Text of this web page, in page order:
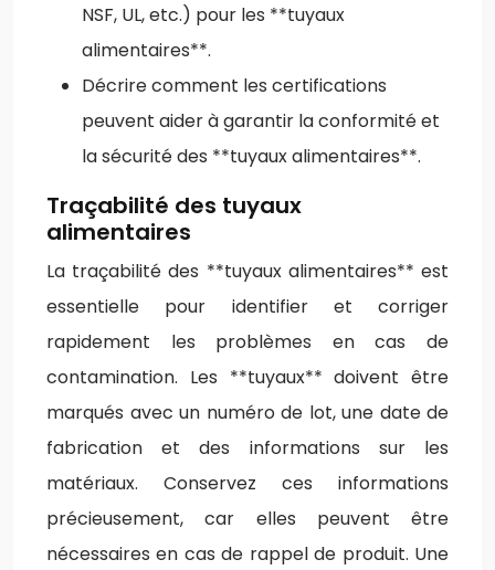
NSF, UL, etc.) pour les **tuyaux
alimentaires**.
Décrire comment les certifications
peuvent aider à garantir la conformité et
la sécurité des **tuyaux alimentaires**.
Traçabilité des tuyaux
alimentaires
La traçabilité des **tuyaux alimentaires** est
essentielle pour identifier et corriger
rapidement les problèmes en cas de
contamination. Les **tuyaux** doivent être
marqués avec un numéro de lot, une date de
fabrication et des informations sur les
matériaux. Conservez ces informations
précieusement, car elles peuvent être
nécessaires en cas de rappel de produit. Une